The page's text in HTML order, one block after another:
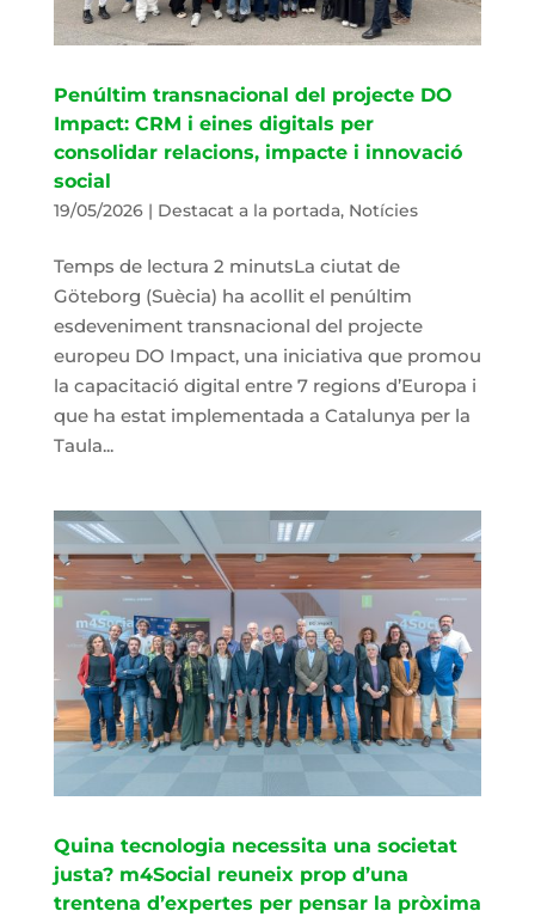
Penúltim transnacional del projecte DO
Impact: CRM i eines digitals per
consolidar relacions, impacte i innovació
social
19/05/2026| Destacat a la portada, Notícies
Temps de lectura 2 minutsLa ciutat de
Göteborg (Suècia) ha acollit el penúltim
esdeveniment transnacional del projecte
europeu DO Impact, una iniciativa que promou
la capacitació digital entre 7 regions d’Europa i
que ha estat implementada a Catalunya per la
Taula...
Quina tecnologia necessita una societat
justa? m4Social reuneix prop d’una
trentena d’expertes per pensar la pròxima